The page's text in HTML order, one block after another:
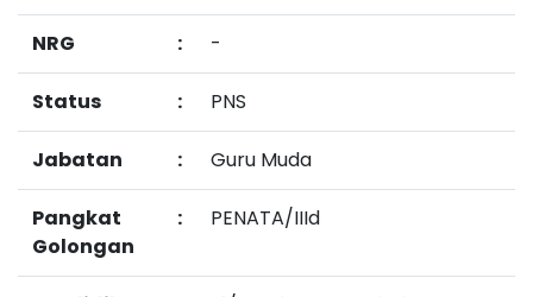
NRG : -
Status : PNS
Jabatan : Guru Muda
Pangkat
Golongan
: PENATA/IIId